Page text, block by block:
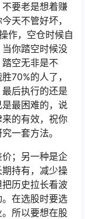
要老是想着赚
天不管好坏，
作，空仓时候自
你踏空时候没
空无非是不
70%的人了，
后执行的还是
最困难的，说
的有效，祝你
一套方法。
；另一种是企
持有，减少操
历史拉长看波
在选股时要选
所以要想在股